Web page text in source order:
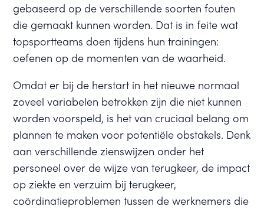
gebaseerd op de verschillende soorten fouten
die gemaakt kunnen worden. Dat is in feite wat
topsportteams doen tijdens hun trainingen:
oefenen op de momenten van de waarheid.
Omdat er bij de herstart in het nieuwe normaal
zoveel variabelen betrokken zijn die niet kunnen
worden voorspeld, is het van cruciaal belang om
plannen te maken voor potentiële obstakels. Denk
aan verschillende zienswijzen onder het
personeel over de wijze van terugkeer, de impact
op ziekte en verzuim bij terugkeer,
coördinatieproblemen tussen de werknemers die